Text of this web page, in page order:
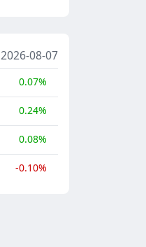
2026-08-07
0.07%
0.24%
0.08%
-0.10%